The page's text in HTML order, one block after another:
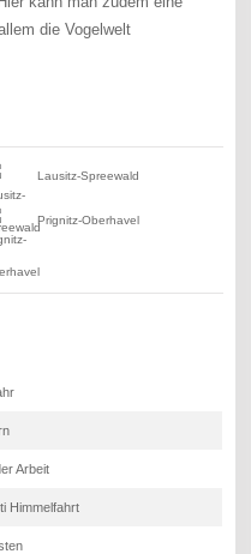
die Vogelwelt
Lausitz-Spreewald
Prignitz-Oberhavel
Arbeit
Himmelfahrt